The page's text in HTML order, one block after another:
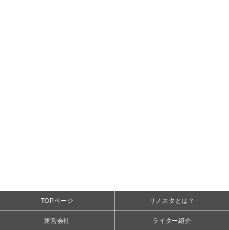
TOPページ リノスタとは？
運営会社 ライター紹介